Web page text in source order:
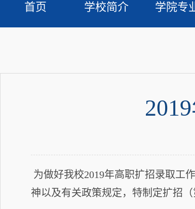
首页 学校简介 学院专
为做好我校2019年高职扩招录取工
神以及有关政策规定，特制定扩招（